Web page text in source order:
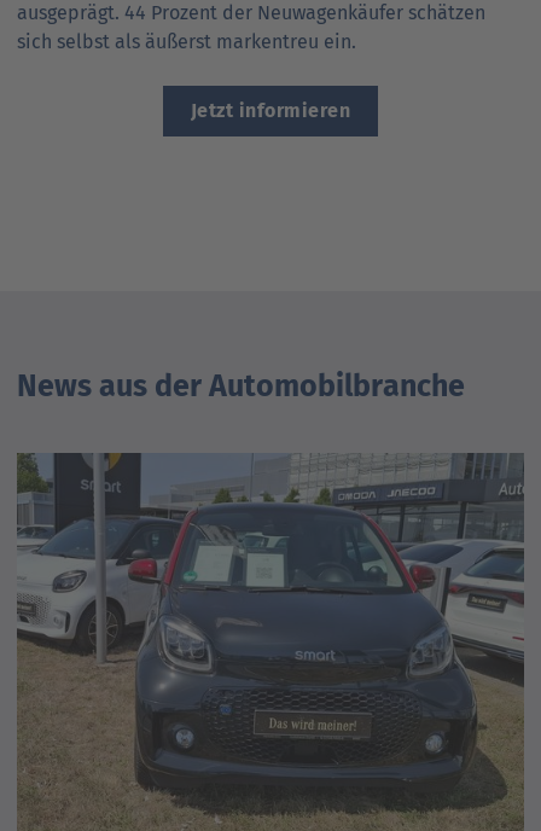
ausgeprägt. 44 Prozent der Neuwagenkäufer schätzen
sich selbst als äußerst markentreu ein.
Jetzt informieren
News aus der Automobilbranche